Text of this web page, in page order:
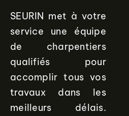
SEURIN met à votre
service une équipe
de charpentiers
qualifiés pour
accomplir tous vos
travaux dans les
meilleurs délais.